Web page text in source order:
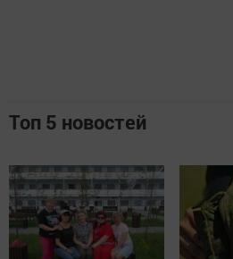
Топ 5 новостей